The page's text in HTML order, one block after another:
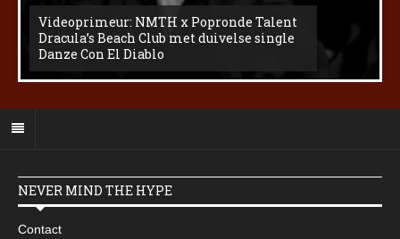
Videoprimeur: NMTH x Popronde Talent
Dracula’s Beach Club met duivelse single
Danze Con El Diablo
NEVER MIND THE HYPE
Contact